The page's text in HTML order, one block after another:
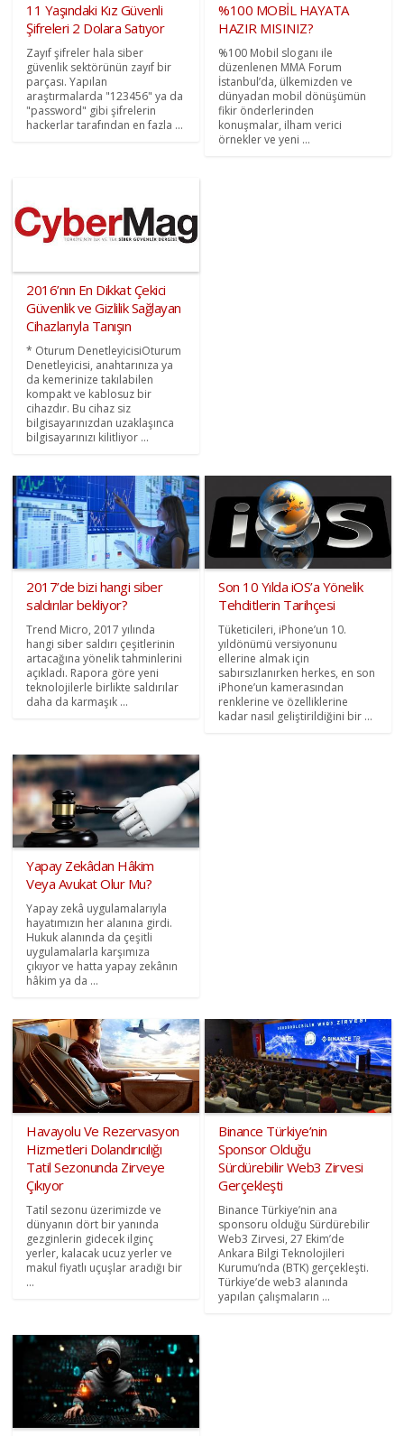
11 Yaşındaki Kız Güvenli
Şifreleri 2 Dolara Satıyor
Zayıf şifreler hala siber
güvenlik sektörünün zayıf bir
parçası. Yapılan
araştırmalarda "123456" ya da
"password" gibi şifrelerin
hackerlar tarafından en fazla ...
%100 MOBİL HAYATA
HAZIR MISINIZ?
%100 Mobil sloganı ile
düzenlenen MMA Forum
İstanbul’da, ülkemizden ve
dünyadan mobil dönüşümün
fikir önderlerinden
konuşmalar, ilham verici
örnekler ve yeni ...
2016’nın En Dikkat Çekici
Güvenlik ve Gizlilik Sağlayan
Cihazlarıyla Tanışın
* Oturum DenetleyicisiOturum
Denetleyicisi, anahtarınıza ya
da kemerinize takılabilen
kompakt ve kablosuz bir
cihazdır. Bu cihaz siz
bilgisayarınızdan uzaklaşınca
bilgisayarınızı kilitliyor ...
2017’de bizi hangi siber
saldırılar bekliyor?
Trend Micro, 2017 yılında
hangi siber saldırı çeşitlerinin
artacağına yönelik tahminlerini
açıkladı. Rapora göre yeni
teknolojilerle birlikte saldırılar
daha da karmaşık ...
Son 10 Yılda iOS’a Yönelik
Tehditlerin Tarihçesi
Tüketicileri, iPhone’un 10.
yıldönümü versiyonunu
ellerine almak için
sabırsızlanırken herkes, en son
iPhone’un kamerasından
renklerine ve özelliklerine
kadar nasıl geliştirildiğini bir ...
Yapay Zekâdan Hâkim
Veya Avukat Olur Mu?
Yapay zekâ uygulamalarıyla
hayatımızın her alanına girdi.
Hukuk alanında da çeşitli
uygulamalarla karşımıza
çıkıyor ve hatta yapay zekânın
hâkim ya da ...
Havayolu Ve Rezervasyon
Hizmetleri Dolandırıcılığı
Tatil Sezonunda Zirveye
Çıkıyor
Tatil sezonu üzerimizde ve
dünyanın dört bir yanında
gezginlerin gidecek ilginç
yerler, kalacak ucuz yerler ve
makul fiyatlı uçuşlar aradığı bir
...
Binance Türkiye’nin
Sponsor Olduğu
Sürdürebilir Web3 Zirvesi
Gerçekleşti
Binance Türkiye’nin ana
sponsoru olduğu Sürdürebilir
Web3 Zirvesi, 27 Ekim’de
Ankara Bilgi Teknolojileri
Kurumu’nda (BTK) gerçekleşti.
Türkiye’de web3 alanında
yapılan çalışmaların ...